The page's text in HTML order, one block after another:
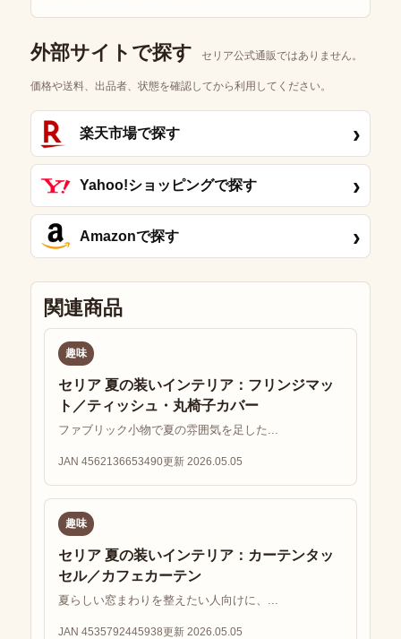
外部サイトで探す セリア公式通販ではありません。
価格や送料、出品者、状態を確認してから利用してください。
楽天市場で探す ›
Yahoo!ショッピングで探す ›
Amazonで探す ›
関連商品
趣味
セリア 夏の装いインテリア：フリンジマッ
ト／ティッシュ・丸椅子カバー
ファブリック小物で夏の雰囲気を足した...
JAN 4562136653490更新 2026.05.05
趣味
セリア 夏の装いインテリア：カーテンタッ
セル／カフェカーテン
夏らしい窓まわりを整えたい人向けに、...
JAN 4535792445938更新 2026.05.05